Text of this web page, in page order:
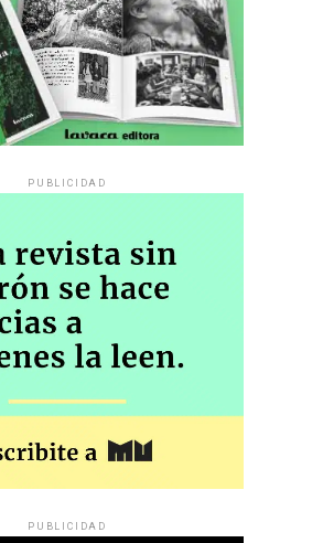
PUBLICIDAD
PUBLICIDAD